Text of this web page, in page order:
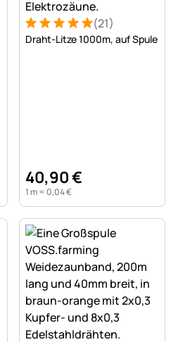
Bewertung: 5 von 5 (21
21 Bewertungen
(21)
Draht-Litze 1000m, auf Spule
40,90€
1 m = 0,04€